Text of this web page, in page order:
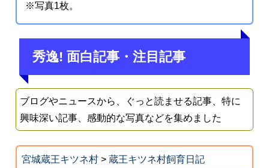
※写真1枚。
秀逸! 面白記事・注目記事
ブログやニュースから、ぐっと読ませる記事、特に
興味深い記事、感動的な写真などを集めました
宮城蔵王キツネ村> 蔵王キツネ村飼育日記